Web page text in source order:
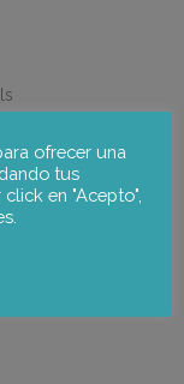
ofrecer una
tus
en "Acepto",